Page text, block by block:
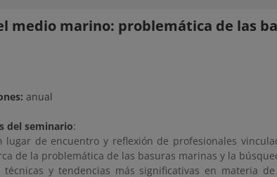
medio marino: problemática de las
anual
del seminario:
lugar de encuentro y reflexión de profesionales
de la problemática de las basuras marinas y la
técnicas y tendencias más significativas en materia